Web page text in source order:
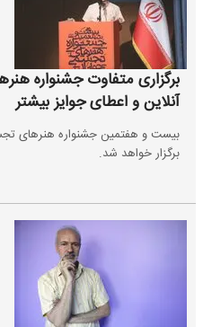
برگزاری متفاوت جشنواره
آنلاین و اعطای جوایز بیشتر
برگزار خواهد شد.